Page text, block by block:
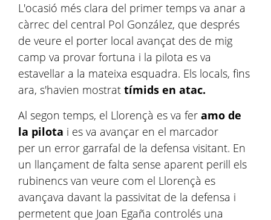
L'ocasió més clara del primer temps va anar a
càrrec del central Pol González, que després
de veure el porter local avançat des de mig
camp va provar fortuna i la pilota es va
estavellar a la mateixa esquadra. Els locals, fins
ara, s'havien mostrat tímids en atac.
Al segon temps, el Llorençà es va fer amo de
la pilota i es va avançar en el marcador
per un error garrafal de la defensa visitant. En
un llançament de falta sense aparent perill els
rubinencs van veure com el Llorençà es
avançava davant la passivitat de la defensa i
permetent que Joan Egaña controlés una